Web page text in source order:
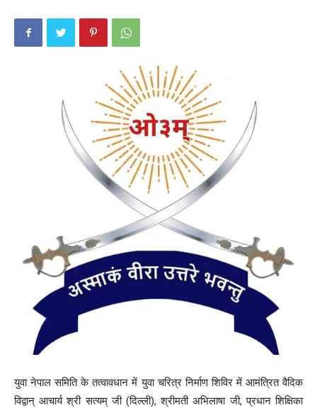
युवा नेपाल समिति के तत्वावधान में युवा चरित्र निर्माण शिविर में आमंत्रित वैदिक
विद्वान् आचार्य श्री सत्यम् जी (दिल्ली), श्रीमती अभिलाषा जी, प्रधान शिक्षिका